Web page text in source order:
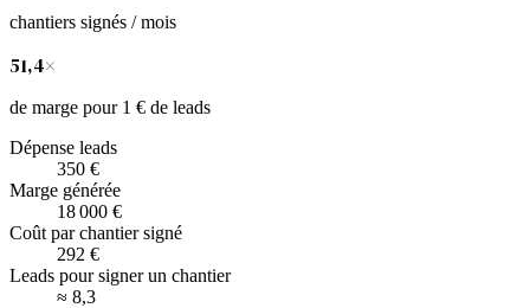
chantiers signés / mois
51,4×
de marge pour 1 € de leads
Dépense leads
350 €
Marge générée
18 000 €
Coût par chantier signé
292 €
Leads pour signer un chantier
≈ 8,3